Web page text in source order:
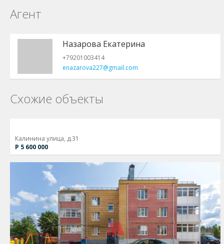
Агент
Назарова Екатерина
+79201003414
enazarova227@gmail.com
Схожие объекты
Калинина улица, д.31
Р 5 600 000